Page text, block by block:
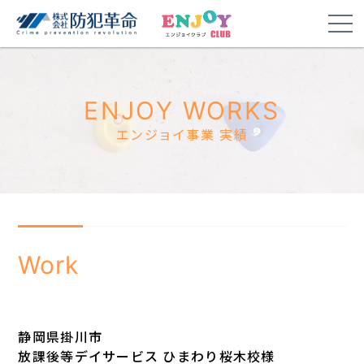
ENJOY WORKS
エンジョイ事業 実績
Work
静岡県掛川市
放課後等デイサービス ひまわり桜木校様